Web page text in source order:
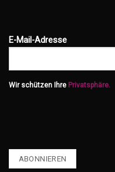
E-Mail-Adresse
Wir schützen Ihre Privatsphäre.